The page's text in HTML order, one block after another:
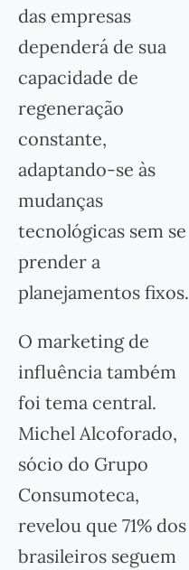
das empresas
dependerá de sua
capacidade de
regeneração
constante,
adaptando-se às
mudanças
tecnológicas sem se
prender a
planejamentos fixos.
O marketing de
influência também
foi tema central.
Michel Alcoforado,
sócio do Grupo
Consumoteca,
revelou que 71% dos
brasileiros seguem